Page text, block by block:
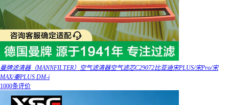
曼牌滤清器（MANNFILTER）空气滤清器空气滤芯C29072比亚迪宋PLUS/宋Pro/宋
MAX/秦PLUS DM-i
1000条评价